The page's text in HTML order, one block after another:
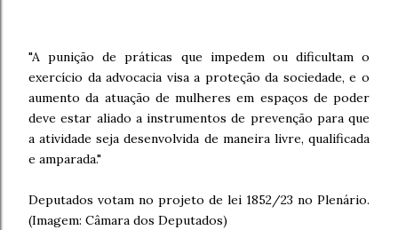
"A punição de práticas que impedem ou dificultam o
exercício da advocacia visa a proteção da sociedade, e o
aumento da atuação de mulheres em espaços de poder
deve estar aliado a instrumentos de prevenção para que
a atividade seja desenvolvida de maneira livre, qualificada
e amparada."
Deputados votam no projeto de lei 1852/23 no Plenário.
(Imagem: Câmara dos Deputados)